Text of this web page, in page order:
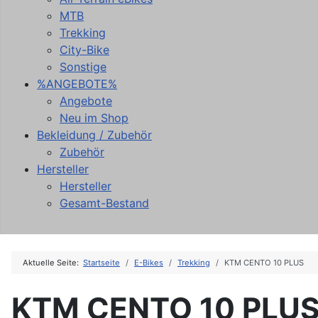
MTB
Trekking
City-Bike
Sonstige
%ANGEBOTE%
Angebote
Neu im Shop
Bekleidung / Zubehör
Zubehör
Hersteller
Hersteller
Gesamt-Bestand
Aktuelle Seite: Startseite E-Bikes Trekking KTM CENTO 10 PLUS
KTM CENTO 10 PLUS